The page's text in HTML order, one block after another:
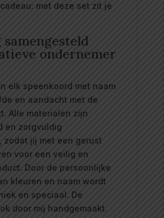
met deze set zit je
ondernemer
elk speenkoord met naam
en aandacht met de
Alle materialen zijn
en zorgvuldig
zodat jij met een gerust
voor een veilig en
Door de persoonlijke
kleuren en naam wordt
en speciaal. De
door mij handgemaakt.